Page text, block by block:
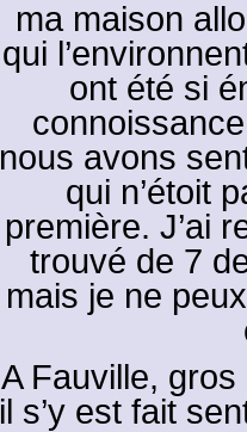
ma maison
qui
ont été si
nous avons
qui n’étoit
première. J’ai
trouvé de 7
mais je ne
A Fauville,
il s’y est fait